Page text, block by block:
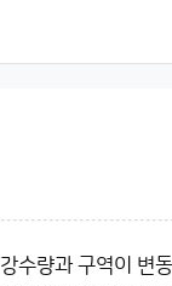
수량과 구역이 변